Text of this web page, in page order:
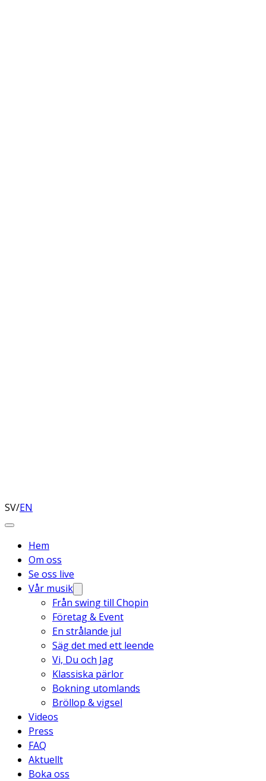
SV/EN
Hem
Om oss
Se oss live
Vår musik
Från swing till Chopin
Företag & Event
En strålande jul
Säg det med ett leende
Vi, Du och Jag
Klassiska pärlor
Bokning utomlands
Bröllop & vigsel
Videos
Press
FAQ
Aktuellt
Boka oss